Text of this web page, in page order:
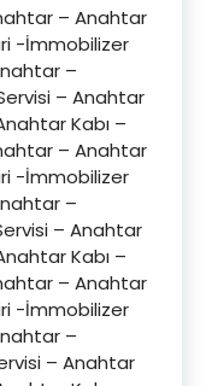
– Anahtar
-İmmobilizer
–
– Anahtar
Kabı –
– Anahtar
-İmmobilizer
–
– Anahtar
Kabı –
– Anahtar
-İmmobilizer
–
– Anahtar